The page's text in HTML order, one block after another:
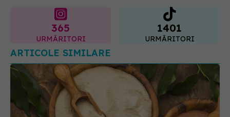
365
URMĂRITORI
1401
URMĂRITORI
ARTICOLE SIMILARE